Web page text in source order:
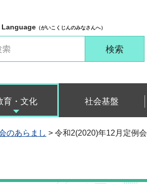
（がいこくじんのみなさんへ）
育・文化 社会基盤
のあらまし > 令和2(2020)年12月定例会